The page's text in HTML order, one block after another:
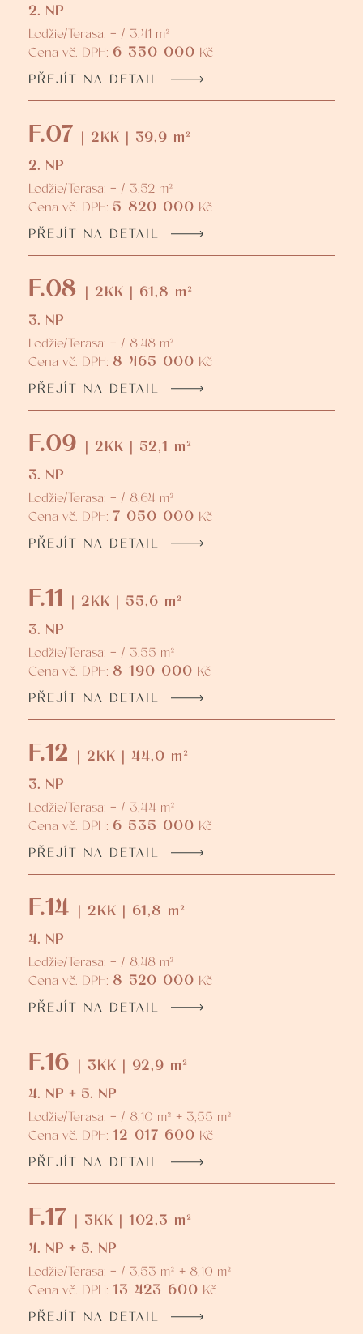
2. NP
Lodžie/Terasa: - / 3,41 m²
Cena vč. DPH: 6 350 000 Kč
PŘEJÍT NA DETAIL
F.07 | 2KK | 39,9 m²
2. NP
Lodžie/Terasa: - / 3,52 m²
Cena vč. DPH: 5 820 000 Kč
PŘEJÍT NA DETAIL
F.08 | 2KK | 61,8 m²
3. NP
Lodžie/Terasa: - / 8,48 m²
Cena vč. DPH: 8 465 000 Kč
PŘEJÍT NA DETAIL
F.09 | 2KK | 52,1 m²
3. NP
Lodžie/Terasa: - / 8,64 m²
Cena vč. DPH: 7 050 000 Kč
PŘEJÍT NA DETAIL
F.11 | 2KK | 55,6 m²
3. NP
Lodžie/Terasa: - / 3,55 m²
Cena vč. DPH: 8 190 000 Kč
PŘEJÍT NA DETAIL
F.12
| 2KK | 44,0 m²
3. NP
Lodžie/Terasa: - / 3,44 m²
Cena vč. DPH: 6 535 000 Kč
PŘEJÍT NA DETAIL
F.14 | 2KK | 61,8 m²
4. NP
Lodžie/Terasa: - / 8,48 m²
Cena vč. DPH: 8 520 000 Kč
PŘEJÍT NA DETAIL
F.16 | 3KK | 92,9 m²
4. NP + 5. NP
Lodžie/Terasa: - / 8,10 m² + 3,55 m²
Cena vč. DPH: 12 017 600 Kč
PŘEJÍT NA DETAIL
F.17 | 3KK | 102,3 m²
4. NP + 5. NP
Lodžie/Terasa: - / 3,53 m² + 8,10 m²
Cena vč. DPH: 13 423 600 Kč
PŘEJÍT NA DETAIL